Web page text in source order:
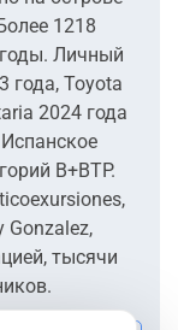
1218
Личный
года, Toyota
2024 года
B+BTP.
Gonzalez,
тысячи